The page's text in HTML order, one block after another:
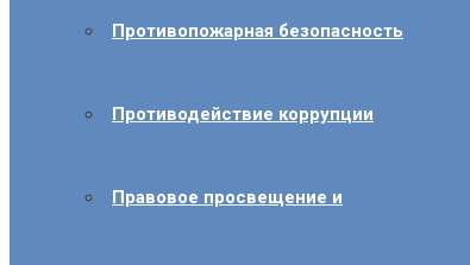
Противопожарная безопасность
Противодействие коррупции
Правовое просвещение и